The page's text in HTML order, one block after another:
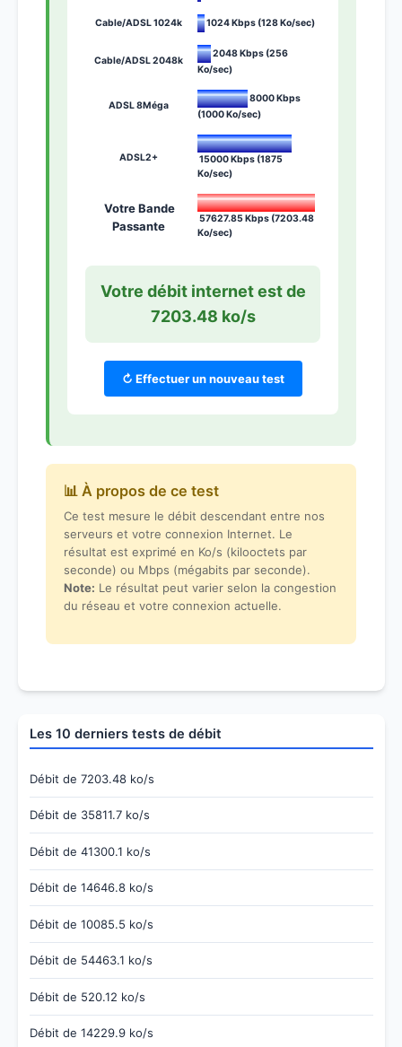
Cable/ADSL 1024k 1024 Kbps (128 Ko/sec)
Cable/ADSL 2048k
2048 Kbps (256
Ko/sec)
ADSL 8Méga
8000 Kbps
(1000 Ko/sec)
ADSL2+
15000 Kbps (1875
Ko/sec)
Votre Bande
Passante
57627.85 Kbps (7203.48
Ko/sec)
Votre débit internet est de
7203.48 ko/s
↻ Effectuer un nouveau test
📊 À propos de ce test
Ce test mesure le débit descendant entre nos
serveurs et votre connexion Internet. Le
résultat est exprimé en Ko/s (kilooctets par
seconde) ou Mbps (mégabits par seconde).
Note: Le résultat peut varier selon la congestion
du réseau et votre connexion actuelle.
Les 10 derniers tests de débit
Débit de 7203.48 ko/s
Débit de 35811.7 ko/s
Débit de 41300.1 ko/s
Débit de 14646.8 ko/s
Débit de 10085.5 ko/s
Débit de 54463.1 ko/s
Débit de 520.12 ko/s
Débit de 14229.9 ko/s